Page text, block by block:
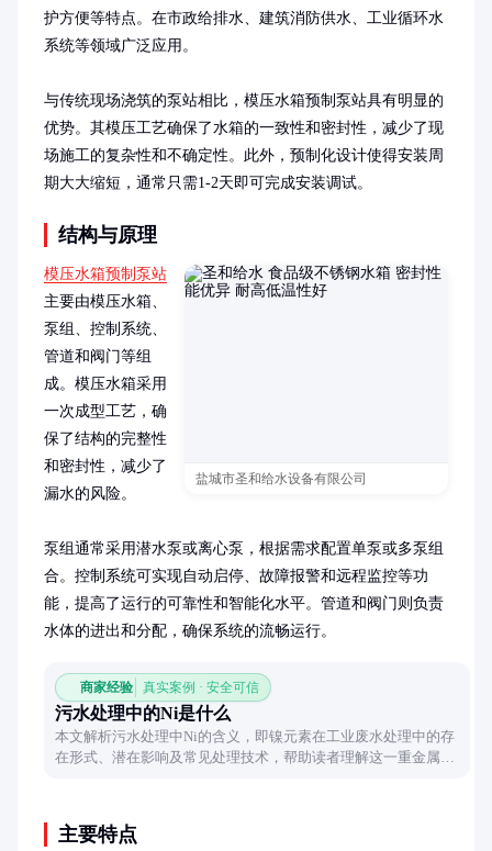
护方便等特点。在市政给排水、建筑消防供水、工业循环水
系统等领域广泛应用。
与传统现场浇筑的泵站相比，模压水箱预制泵站具有明显的
优势。其模压工艺确保了水箱的一致性和密封性，减少了现
场施工的复杂性和不确定性。此外，预制化设计使得安装周
期大大缩短，通常只需1-2天即可完成安装调试。
结构与原理
盐城市圣和给水设备有限公司
模压水箱预制泵站
主要由模压水箱、
泵组、控制系统、
管道和阀门等组
成。模压水箱采用
一次成型工艺，确
保了结构的完整性
和密封性，减少了
漏水的风险。
泵组通常采用潜水泵或离心泵，根据需求配置单泵或多泵组
合。控制系统可实现自动启停、故障报警和远程监控等功
能，提高了运行的可靠性和智能化水平。管道和阀门则负责
水体的进出和分配，确保系统的流畅运行。
商家经验 真实案例 · 安全可信
污水处理中的Ni是什么
本文解析污水处理中Ni的含义，即镍元素在工业废水处理中的存
在形式、潜在影响及常见处理技术，帮助读者理解这一重金属的
主要特点